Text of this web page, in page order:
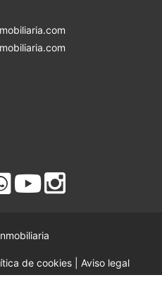
de cookies| Aviso legal